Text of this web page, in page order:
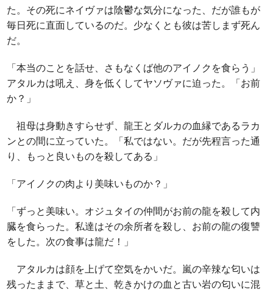
た。その死にネイヴァは陰鬱な気分になった、だが誰もが
毎日死に直面しているのだ。少なくとも彼は苦しまず死ん
だ。
「本当のことを話せ、さもなくば他のアイノクを食らう」
アタルカは吼え、身を低くしてヤソヴァに迫った。「お前
か？」
祖母は身動きすらせず、龍王とダルカの血縁であるラカ
ンとの間に立っていた。「私ではない。だが先程言った通
り、もっと良いものを殺してある」
「アイノクの肉より美味いものか？」
「ずっと美味い。オジュタイの仲間がお前の龍を殺して内
臓を食らった。私達はその余所者を殺し、お前の龍の復讐
をした。次の食事は龍だ！」
アタルカは顔を上げて空気をかいだ。嵐の辛辣な匂いは
残ったままで、草と土、乾きかけの血と古い岩の匂いに混